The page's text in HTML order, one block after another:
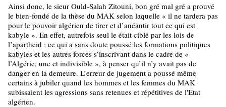
Ainsi donc, le sieur Ould-Salah Zitouni, bon gré mal gré a prouvé
le bien-fondé de la thèse du MAK selon laquelle « il ne tardera pas
pour le pouvoir algérien de tirer et d’anéantir tout ce qui est
kabyle ». En effet, autrefois seul le était ciblé par les lois de
l’apartheid ; ce qui a sans doute poussé les formations politiques
kabyles et les autres forces s’inscrivant dans le cadre de «
l’Algérie, une et indivisible », à penser qu’il n’y avait pas de
danger en la demeure. L’erreur de jugement a poussé même
certains à jubiler quand les hommes et les femmes du MAK
subissaient les agressions sans retenues et répétitives de l'Etat
algérien.